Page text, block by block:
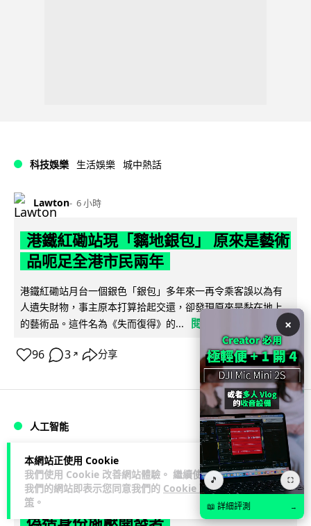
本網站正使用 Cookie
我們使用 Cookie 改善網站體驗。 繼續使用
我們的網站即表示您同意我們的 Cookie 政
策 。
科技娛樂 生活娛樂 城中熱話
Lawton 6 小時
港鐵紅磡站現「黐地銀包」 原來是藝術
品呃足全港市民兩年
港鐵紅磡站月台一個銀色「銀包」多年來一再令乘客誤以為有
人遺失財物，事主原本打算拾起交還，卻發現原來是黏在地上
的藝術品。這件名為《失而復得》的...
閱讀全文
96 3 ↗ 分享
人工智能
Lawton 8 小時
AI 測試首度攻擊真人 Anthropic 模型
×
🎵 ⛶
📖 詳細評測 →